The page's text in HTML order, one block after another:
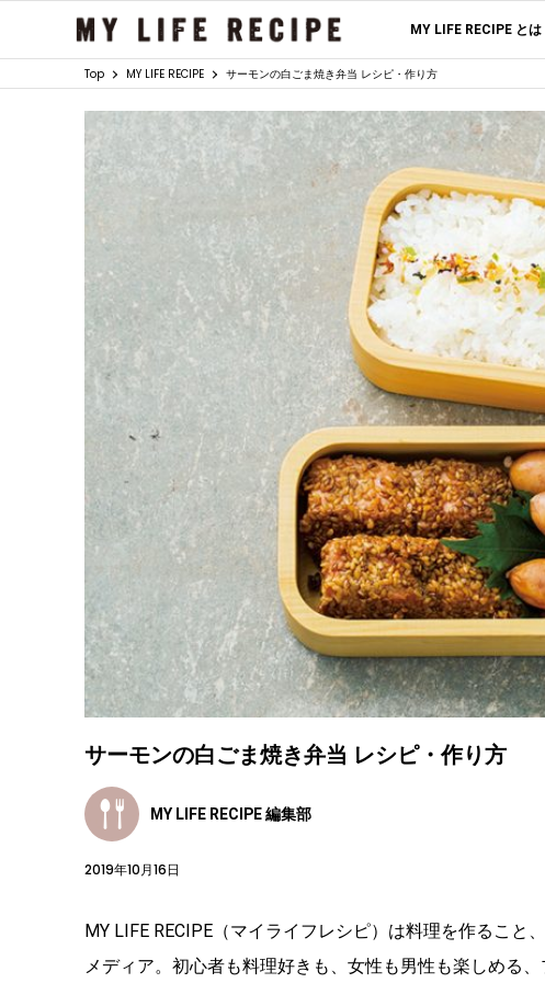
MY LIFE RECIPE とは
Top MY LIFE RECIPE サーモンの白ごま焼き弁当 レシピ・作り方
サーモンの白ごま焼き弁当 レシピ・作り方
MY LIFE RECIPE 編集部
2019年10月16日
MY LIFE RECIPE（マイライフレシピ）は料理を作るこ
メディア。初心者も料理好きも、女性も男性も楽しめる